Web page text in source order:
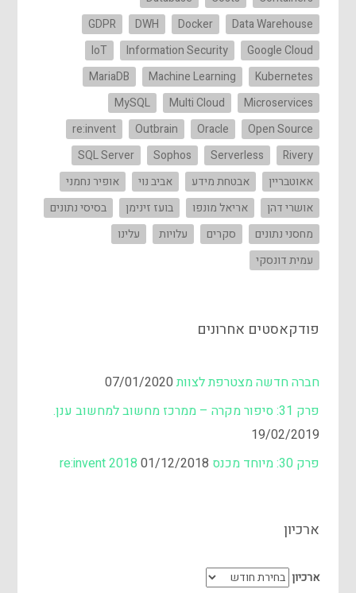
Data Warehouse
Docker
DWH
GDPR
Google Cloud
Information Security
IoT
Kubernetes
Machine Learning
MariaDB
Microservices
Multi Cloud
MySQL
Open Source
Oracle
Outbrain
re:invent
Rivery
Serverless
Sophos
SQL Server
אאוטבריין
אבטחת מידע אביב נוי
אופיר נחמני
אושרי דהן
אריאל מונפו בועז זינימן
בסיסי נתונים
מחסני נתונים
סקרים עלויות
עלינו
עמית דונסקי
פודקאסטים אחרונים
חברה חדשה מצטרפת לצוות07/01/2020
פרק 31: סיפור מקרה – ממרכז מחשוב למחשוב ענן.
19/02/2019
פרק 30: מיוחד מכנס re:invent 2018
01/12/2018
ארכיון
ארכיון